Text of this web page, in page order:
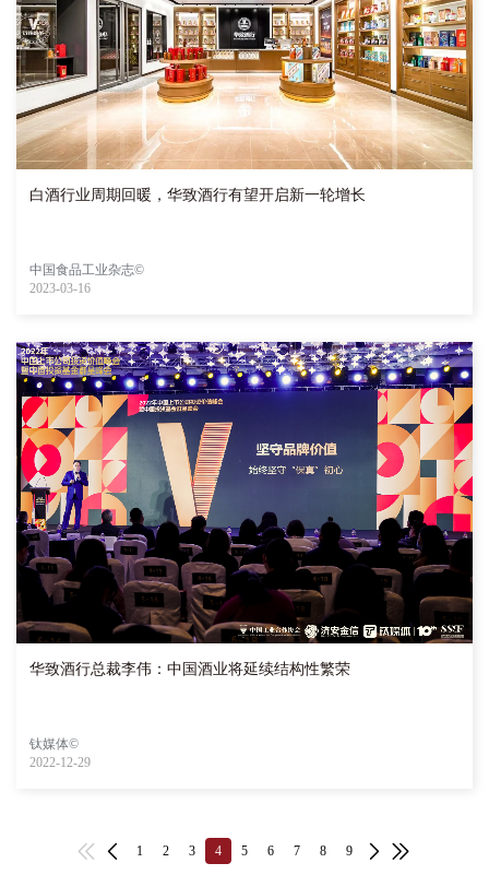
白酒行业周期回暖，华致酒行有望开启新一轮增长
中国食品工业杂志©
2023-03-16
华致酒行总裁李伟：中国酒业将延续结构性繁荣
钛媒体©
2022-12-29
1 2 3 4 5 6 7 8 9